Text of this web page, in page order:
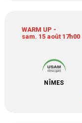
WARM UP -
sam. 15 août 17h00
NÎMES